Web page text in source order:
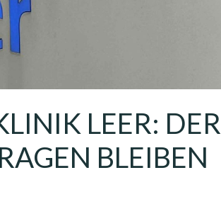
LEER: DER
BLEIBEN